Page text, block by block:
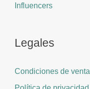
Influencers
Legales
Condiciones de venta